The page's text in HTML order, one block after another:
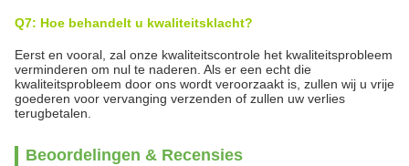
Q7: Hoe behandelt u kwaliteitsklacht?
Eerst en vooral, zal onze kwaliteitscontrole het kwaliteitsprobleem
verminderen om nul te naderen. Als er een echt die
kwaliteitsprobleem door ons wordt veroorzaakt is, zullen wij u vrije
goederen voor vervanging verzenden of zullen uw verlies
terugbetalen.
Beoordelingen & Recensies